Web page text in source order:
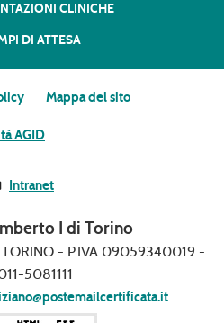
CLINICHE
DI ATTESA
Mappa del sito
AGID
Intranet
I di Torino
TORINO - P.IVA 09059340019 -
5081111